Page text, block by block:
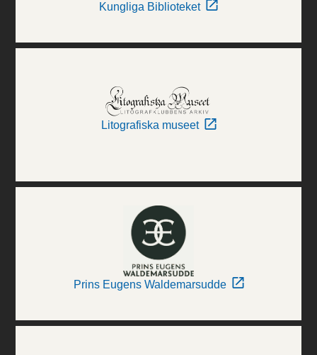
Kungliga Biblioteket
Litografiska museet
Prins Eugens Waldemarsudde